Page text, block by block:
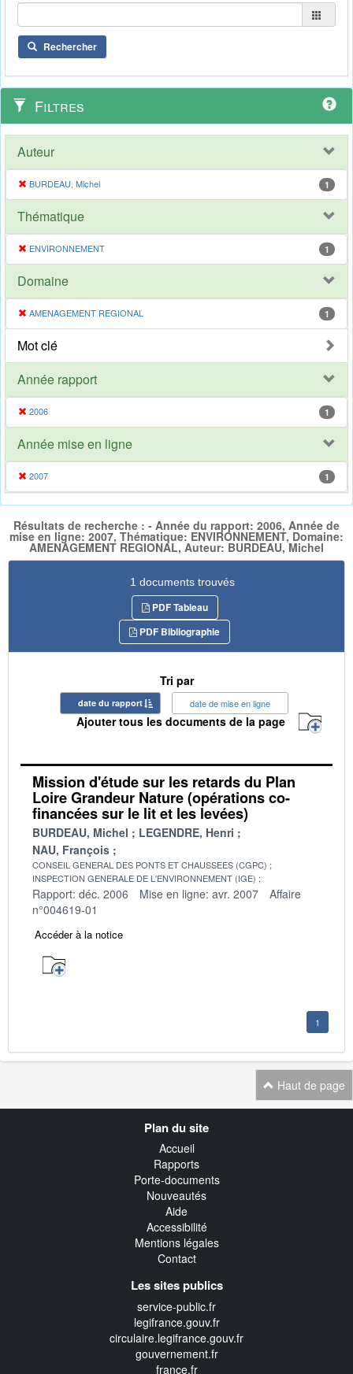
Rechercher
Filtres
Auteur
BURDEAU, Michel 1
Thématique
ENVIRONNEMENT 1
Domaine
AMENAGEMENT REGIONAL 1
Mot clé
Année rapport
2006 1
Année mise en ligne
2007 1
Résultats de recherche : - Année du rapport: 2006, Année de
mise en ligne: 2007, Thématique: ENVIRONNEMENT, Domaine:
AMENAGEMENT REGIONAL, Auteur: BURDEAU, Michel
1 documents trouvés
PDF Tableau
PDF Bibliographie
Tri par
date du rapport date de mise en ligne
Ajouter tous les documents de la page
Mission d'étude sur les retards du Plan
Loire Grandeur Nature (opérations co-
financées sur le lit et les levées)
BURDEAU, Michel
LEGENDRE, Henri
NAU, François
CONSEIL GENERAL DES PONTS ET CHAUSSEES (CGPC)
INSPECTION GENERALE DE L'ENVIRONNEMENT (IGE)
Rapport: déc. 2006 Mise en ligne: avr. 2007
Affaire
n°004619-01
Accéder à la notice
1
Haut de page
Plan du site
Accueil
Rapports
Porte-documents
Nouveautés
Aide
Accessibilité
Mentions légales
Contact
Les sites publics
service-public.fr
legifrance.gouv.fr
circulaire.legifrance.gouv.fr
gouvernement.fr
france.fr